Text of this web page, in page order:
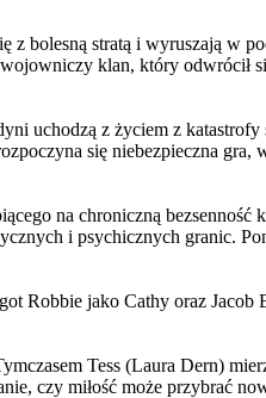
z bolesną stratą i wyruszają w
klan, który odwrócił
uchodzą z życiem z katastrofy
się niebezpieczna gra,
na chroniczną bezsenność
i psychicznych granic.
Robbie jako Cathy oraz
Tess (Laura Dern)
czy miłość może przybrać